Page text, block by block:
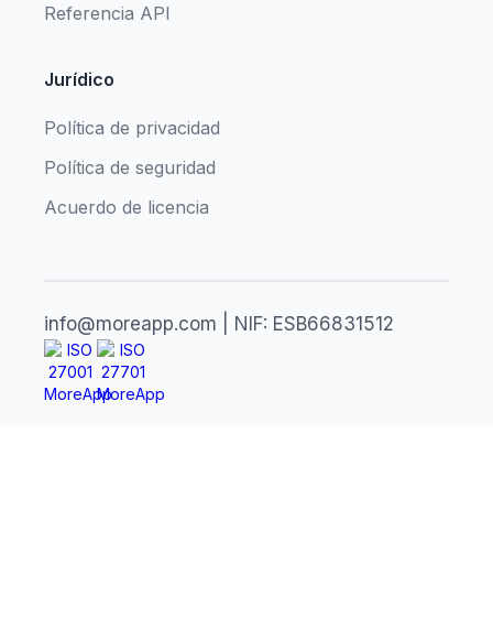
Referencia API
Jurídico
Política de privacidad
Política de seguridad
Acuerdo de licencia
info@moreapp.com | NIF: ESB66831512